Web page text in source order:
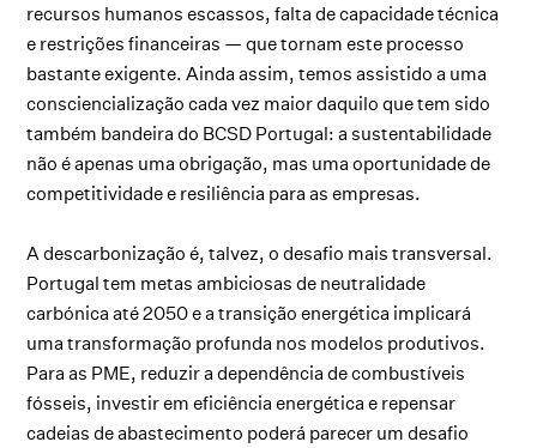
recursos humanos escassos, falta de capacidade técnica
e restrições financeiras — que tornam este processo
bastante exigente. Ainda assim, temos assistido a uma
consciencialização cada vez maior daquilo que tem sido
também bandeira do BCSD Portugal: a sustentabilidade
não é apenas uma obrigação, mas uma oportunidade de
competitividade e resiliência para as empresas.
A descarbonização é, talvez, o desafio mais transversal.
Portugal tem metas ambiciosas de neutralidade
carbónica até 2050 e a transição energética implicará
uma transformação profunda nos modelos produtivos.
Para as PME, reduzir a dependência de combustíveis
fósseis, investir em eficiência energética e repensar
cadeias de abastecimento poderá parecer um desafio